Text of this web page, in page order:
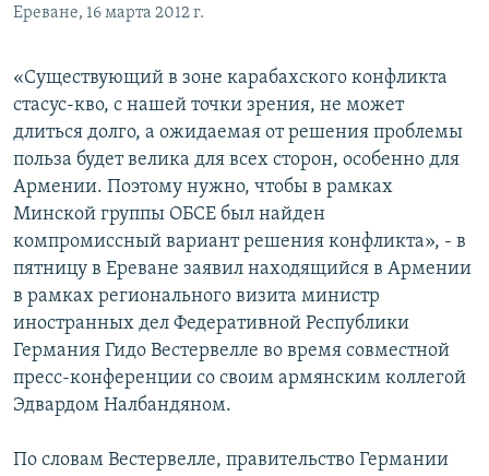
Ереване, 16 марта 2012 г.
«Существующий в зоне карабахского конфликта
стасус-кво, с нашей точки зрения, не может
длиться долго, а ожидаемая от решения проблемы
польза будет велика для всех сторон, особенно для
Армении. Поэтому нужно, чтобы в рамках
Минской группы ОБСЕ был найден
компромиссный вариант решения конфликта», - в
пятницу в Ереване заявил находящийся в Армении
в рамках регионального визита министр
иностранных дел Федеративной Республики
Германия Гидо Вестервелле во время совместной
пресс-конференции со своим армянским коллегой
Эдвардом Налбандяном.
По словам Вестервелле, правительство Германии